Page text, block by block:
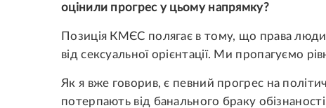
оцінили прогрес у цьому напрямку?
Позиція КМЄС полягає в тому, що права
від сексуальної орієнтації. Ми пропагуємо
Як я вже говорив, є певний прогрес на
потерпають від банального браку